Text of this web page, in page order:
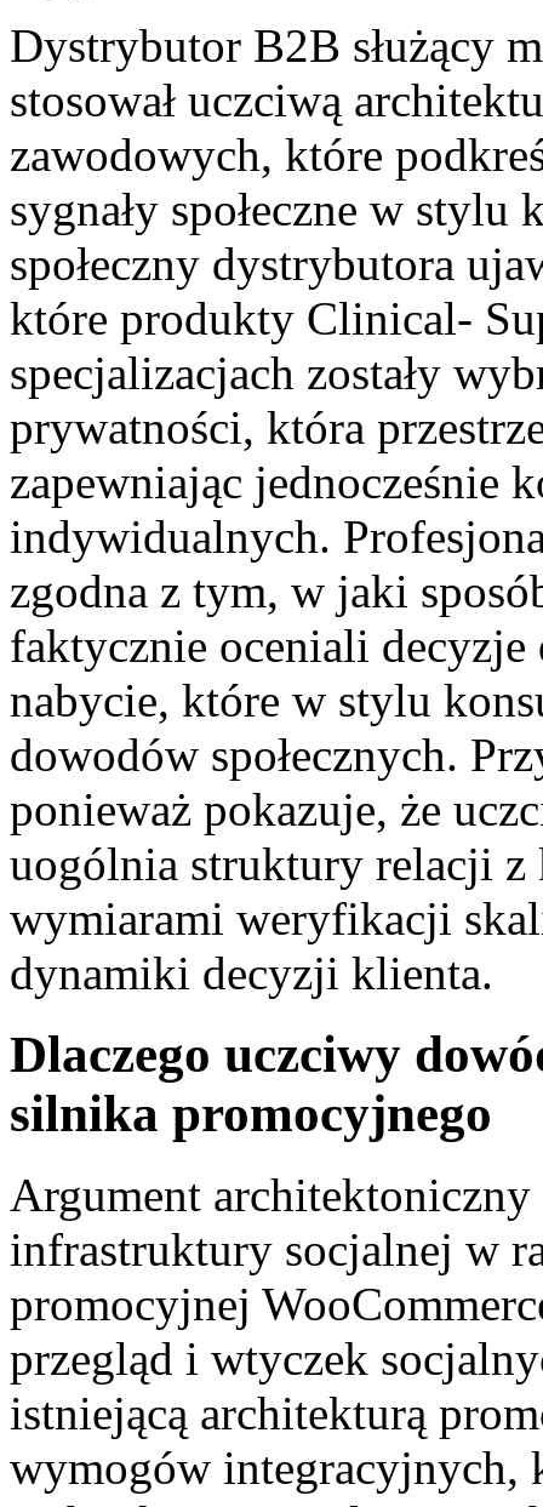
Dystrybutor B2B służący
stosował uczciwą
zawodowych, które
sygnały społeczne w
społeczny dystrybutora
które produkty Clinical-
specjalizacjach zostały
prywatności, która
zapewniając jednocześnie
indywidualnych.
zgodna z tym, w jaki
faktycznie oceniali decyzje
nabycie, które w stylu
dowodów społecznych.
ponieważ pokazuje, że
uogólnia struktury relacji
wymiarami weryfikacji
dynamiki decyzji klienta.
Dlaczego uczciwy
silnika promocyjnego
Argument
infrastruktury socjalnej w
promocyjnej
przegląd i wtyczek
istniejącą architekturą
wymogów integracyjnych,